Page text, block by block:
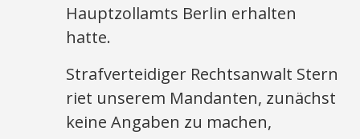
Hauptzollamts Berlin erhalten
hatte.
Strafverteidiger Rechtsanwalt Stern
riet unserem Mandanten, zunächst
keine Angaben zu machen,